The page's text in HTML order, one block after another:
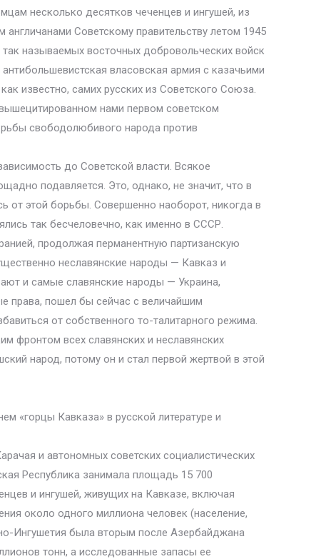
несколько десятков чеченцев и ингушей, из
Советскому правительству летом 1945
называемых восточных добровольческих войск
власовская армия с казачьими
известно, самих русских из Советского Союза.
нами первом советском
свободолюбивого народа против
до Советской власти. Всякое
подавляется. Это, однако, не значит, что в
от этой борьбы. Совершенно наоборот, никогда в
так бесчеловечно, как именно в СССР.
продолжая перманентную партизанскую
неславянские народы — Кавказ и
и самые славянские народы — Украина,
права, пошел бы сейчас с величайшим
от собственного то-талитарного режима.
фронтом всех славянских и неславянских
народ, потому он и стал первой жертвой в этой
«горцы Кавказа» в русской литературе и
и автономных советских социалистических
Республика занимала площадь 15 700
и ингушей, живущих на Кавказе, включая
около одного миллиона человек (население,
Ингушетия была вторым после Азербайджана
тонн, а исследованные запасы ее